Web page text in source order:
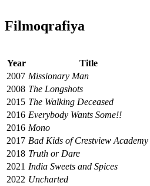
Filmoqrafiya
Year Title
2007 Missionary Man
2008 The Longshots
2015 The Walking Deceased
2016 Everybody Wants Some!!
2016 Mono
2017 Bad Kids of Crestview Academy
2018 Truth or Dare
2021 India Sweets and Spices
2022 Uncharted